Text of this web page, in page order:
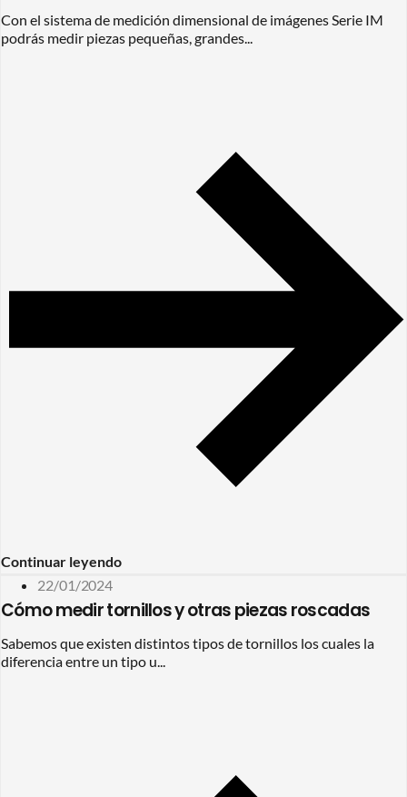
Con el sistema de medición dimensional de imágenes Serie IM
podrás medir piezas pequeñas, grandes...
Continuar leyendo
22/01/2024
Cómo medir tornillos y otras piezas roscadas
Sabemos que existen distintos tipos de tornillos los cuales la
diferencia entre un tipo u...